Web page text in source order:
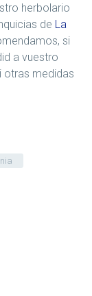
herbolario
de La
si
a vuestro
otras medidas